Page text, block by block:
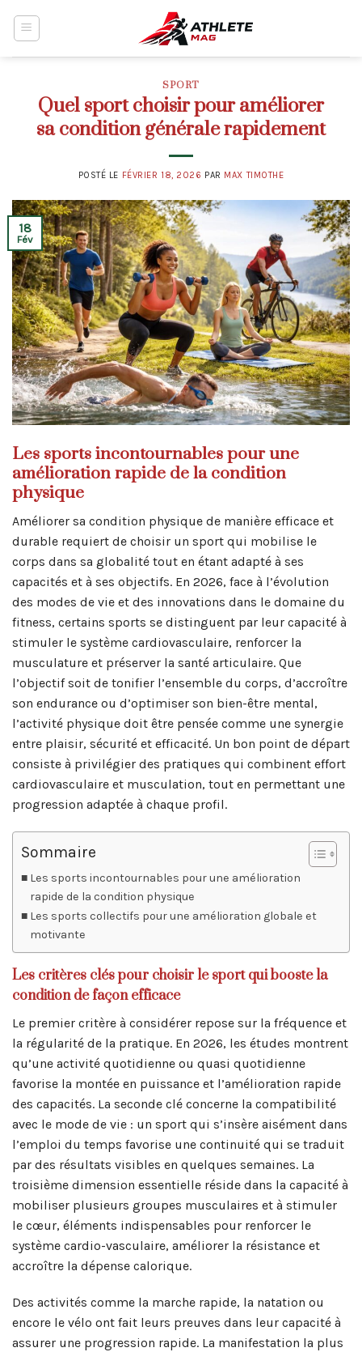
SPORT
Quel sport choisir pour améliorer
sa condition générale rapidement
POSTÉ LE FÉVRIER 18, 2026 PAR MAX TIMOTHE
18
Fév
Les sports incontournables pour une
amélioration rapide de la condition
physique
Améliorer sa condition physique de manière efficace et
durable requiert de choisir un sport qui mobilise le
corps dans sa globalité tout en étant adapté à ses
capacités et à ses objectifs. En 2026, face à l’évolution
des modes de vie et des innovations dans le domaine du
fitness, certains sports se distinguent par leur capacité à
stimuler le système cardiovasculaire, renforcer la
musculature et préserver la santé articulaire. Que
l’objectif soit de tonifier l’ensemble du corps, d’accroître
son endurance ou d’optimiser son bien-être mental,
l’activité physique doit être pensée comme une synergie
entre plaisir, sécurité et efficacité. Un bon point de départ
consiste à privilégier des pratiques qui combinent effort
cardiovasculaire et musculation, tout en permettant une
progression adaptée à chaque profil.
Sommaire
Les sports incontournables pour une amélioration
rapide de la condition physique
Les sports collectifs pour une amélioration globale et
motivante
Les critères clés pour choisir le sport qui booste la
condition de façon efficace
Le premier critère à considérer repose sur la fréquence et
la régularité de la pratique. En 2026, les études montrent
qu’une activité quotidienne ou quasi quotidienne
favorise la montée en puissance et l’amélioration rapide
des capacités. La seconde clé concerne la compatibilité
avec le mode de vie : un sport qui s’insère aisément dans
l’emploi du temps favorise une continuité qui se traduit
par des résultats visibles en quelques semaines. La
troisième dimension essentielle réside dans la capacité à
mobiliser plusieurs groupes musculaires et à stimuler
le cœur, éléments indispensables pour renforcer le
système cardio-vasculaire, améliorer la résistance et
accroître la dépense calorique.
Des activités comme la marche rapide, la natation ou
encore le vélo ont fait leurs preuves dans leur capacité à
assurer une progression rapide. La manifestation la plus